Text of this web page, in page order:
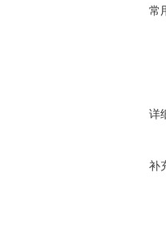
常
详
补